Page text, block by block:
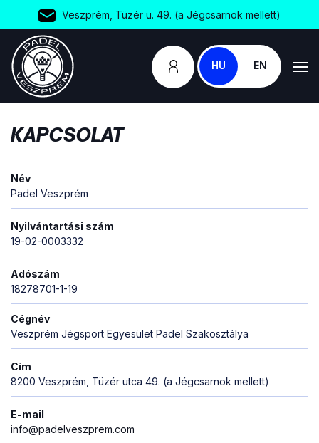
Veszprém, Tüzér u. 49. (a Jégcsarnok mellett)
HU EN
KAPCSOLAT
Név
Padel Veszprém
Nyilvántartási szám
19-02-0003332
Adószám
18278701-1-19
Cégnév
Veszprém Jégsport Egyesület Padel Szakosztálya
Cím
8200 Veszprém, Tüzér utca 49. (a Jégcsarnok mellett)
E-mail
info@padelveszprem.com